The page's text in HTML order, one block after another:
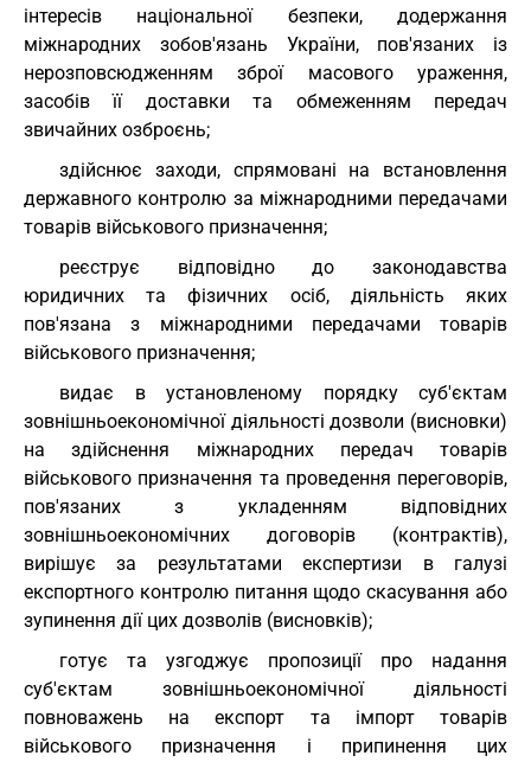
інтересів національної безпеки, додержання
міжнародних зобов'язань України, пов'язаних із
нерозповсюдженням зброї масового ураження,
засобів її доставки та обмеженням передач
звичайних озброєнь;
здійснює заходи, спрямовані на встановлення
державного контролю за міжнародними передачами
товарів військового призначення;
реєструє відповідно до законодавства
юридичних та фізичних осіб, діяльність яких
пов'язана з міжнародними передачами товарів
військового призначення;
видає в установленому порядку суб'єктам
зовнішньоекономічної діяльності дозволи (висновки)
на здійснення міжнародних передач товарів
військового призначення та проведення переговорів,
пов'язаних з укладенням відповідних
зовнішньоекономічних договорів (контрактів),
вирішує за результатами експертизи в галузі
експортного контролю питання щодо скасування або
зупинення дії цих дозволів (висновків);
готує та узгоджує пропозиції про надання
суб'єктам зовнішньоекономічної діяльності
повноважень на експорт та імпорт товарів
військового призначення і припинення цих